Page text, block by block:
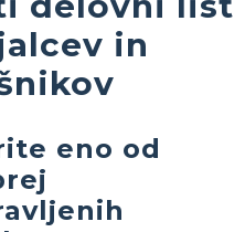
in
eno od